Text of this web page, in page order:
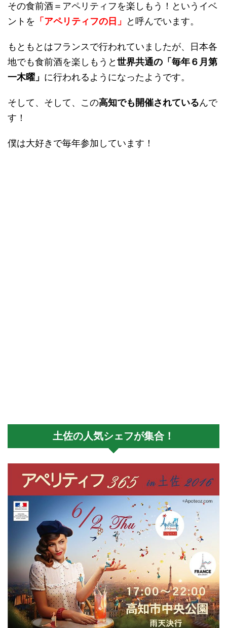
その食前酒＝アペリティフを楽しもう！というイベ
ントを 「アペリティフの日」 と呼んでいます。
もともとはフランスで行われていましたが、日本各
地でも食前酒を楽しもうと世界共通の「毎年６月第
一木曜」 に行われるようになったようです。
そして、そして、この高知でも開催されているんで
す！
僕は大好きで毎年参加しています！
土佐の人気シェフが集合！